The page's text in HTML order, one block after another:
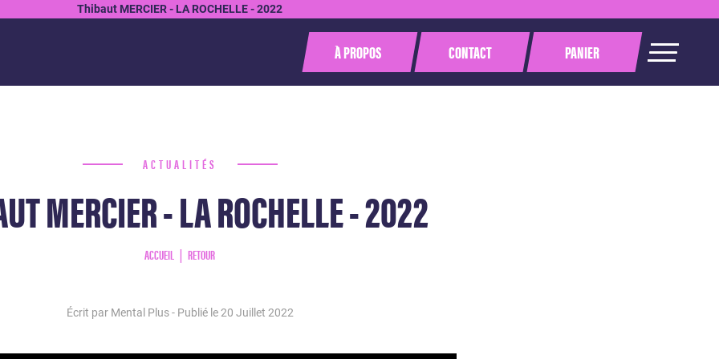
Thibaut MERCIER - LA ROCHELLE - 2022
À PROPOS CONTACT PANIER
ACTUALITÉS
MERCIER - LA ROCHELLE - 2022
ACCUEIL RETOUR
Écrit par Mental Plus - Publié le20 Juillet 2022